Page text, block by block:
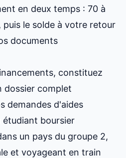
en deux temps : 70 à
le solde à votre retour
documents
constituez
dossier complet
demandes d'aides
étudiant boursier
un pays du groupe 2,
et voyageant en train